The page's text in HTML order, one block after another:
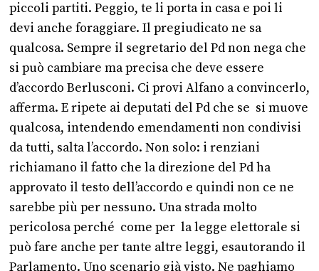
piccoli partiti. Peggio, te li porta in casa e poi li
devi anche foraggiare. Il pregiudicato ne sa
qualcosa. Sempre il segretario del Pd non nega che
si può cambiare ma precisa che deve essere
d’accordo Berlusconi. Ci provi Alfano a convincerlo,
afferma. E ripete ai deputati del Pd che se si muove
qualcosa, intendendo emendamenti non condivisi
da tutti, salta l’accordo. Non solo: i renziani
richiamano il fatto che la direzione del Pd ha
approvato il testo dell’accordo e quindi non ce ne
sarebbe più per nessuno. Una strada molto
pericolosa perché come per la legge elettorale si
può fare anche per tante altre leggi, esautorando il
Parlamento. Uno scenario già visto. Ne paghiamo